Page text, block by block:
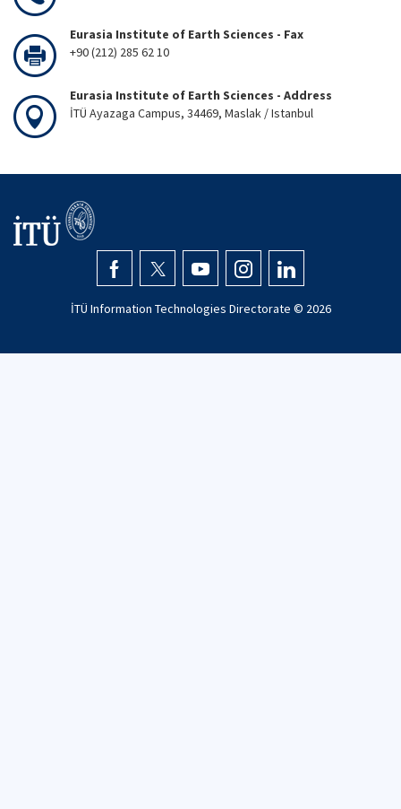
Eurasia Institute of Earth Sciences - Fax
+90 (212) 285 62 10
Eurasia Institute of Earth Sciences - Address
İTÜ Ayazaga Campus, 34469, Maslak / Istanbul
İTÜ Information Technologies Directorate © 2026